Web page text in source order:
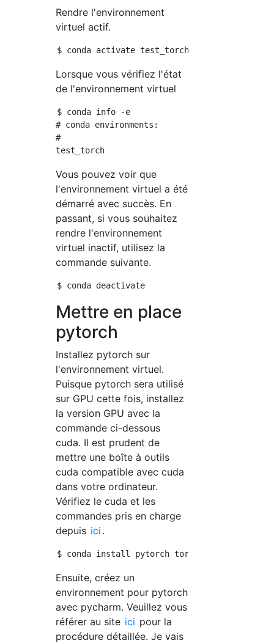
Rendre l'environnement
virtuel actif.
Lorsque vous vérifiez l'état
de l'environnement virtuel
$ conda info -e
# conda environments:
#
Vous pouvez voir que
l'environnement virtuel a été
démarré avec succès. En
passant, si vous souhaitez
rendre l'environnement
virtuel inactif, utilisez la
commande suivante.
Mettre en place
pytorch
Installez pytorch sur
l'environnement virtuel.
Puisque pytorch sera utilisé
sur GPU cette fois, installez
la version GPU avec la
commande ci-dessous
cuda. Il est prudent de
mettre une boîte à outils
cuda compatible avec cuda
dans votre ordinateur.
Vérifiez le cuda et les
commandes pris en charge
depuis ici .
Ensuite, créez un
environnement pour pytorch
avec pycharm. Veuillez vous
référer au site ici pour la
procédure détaillée. Je vais